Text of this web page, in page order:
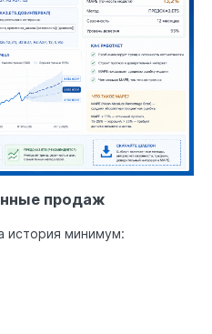
продаж
история минимум: